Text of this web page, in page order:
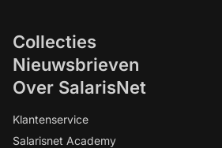
Collecties
Nieuwsbrieven
Over SalarisNet
Klantenservice
Salarisnet Academy